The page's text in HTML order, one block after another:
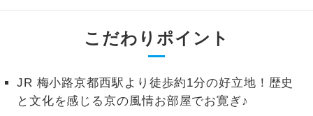
こだわりポイント
JR 梅小路京都西駅より徒歩約1分の好立地！歴史
と文化を感じる京の風情お部屋でお寛ぎ♪
トラベルイヤ
ホン
周りの音を気にせず、ガイドさんの説明